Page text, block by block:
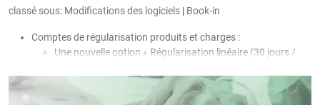
classé sous: Modifications des logiciels | Book-in
Comptes de régularisation produits et charges :
Une nouvelle option « Régularisation linéaire (30 jours /
Une nouvelle option « Créer une nouvelle OD par période et
facture » a été ajoutée dans les paramètres.